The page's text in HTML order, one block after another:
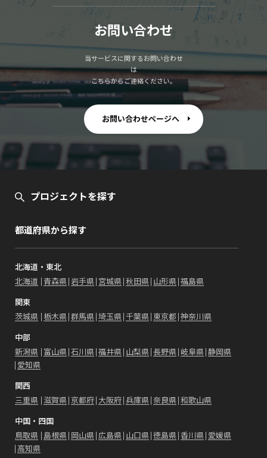
お問い合わせ
当サービスに関するお問い合わせ
は
こちらからご連絡ください。
お問い合わせページへ
プロジェクトを探す
都道府県から探す
北海道・東北
北海道 青森県 岩手県 宮城県 秋田県 山形県 福島県
関東
茨城県 栃木県 群馬県 埼玉県 千葉県 東京都 神奈川県
中部
新潟県 富山県 石川県 福井県 山梨県 長野県 岐阜県 静岡県
愛知県
関西
三重県 滋賀県 京都府 大阪府 兵庫県 奈良県 和歌山県
中国・四国
鳥取県 島根県 岡山県 広島県 山口県 徳島県 香川県 愛媛県
高知県